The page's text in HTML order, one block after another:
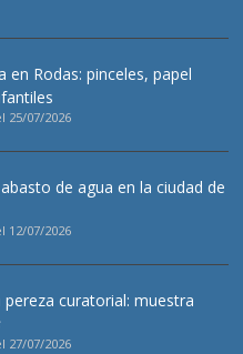
en Rodas: pinceles, papel
25/07/2026
de agua en la ciudad de
12/07/2026
pereza curatorial: muestra
27/07/2026